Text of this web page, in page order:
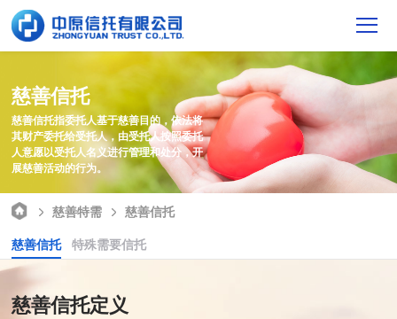
慈善信托
慈善信托指委托人基于慈善目的，依法将
其财产委托给受托人，由受托人按照委托
人意愿以受托人名义进行管理和处分，开
展慈善活动的行为。
慈善特需
慈善信托
慈善信托 特殊需要信托
慈善信托定义